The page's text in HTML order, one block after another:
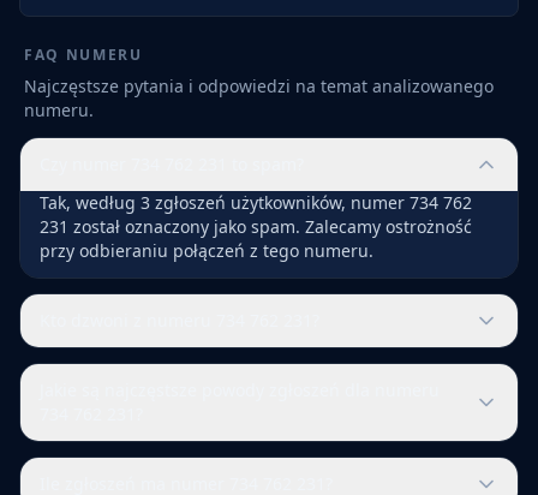
FAQ NUMERU
Najczęstsze pytania i odpowiedzi na temat analizowanego
numeru.
Tak, według 3 zgłoszeń użytkowników, numer 734 762
231 został oznaczony jako spam. Zalecamy ostrożność
przy odbieraniu połączeń z tego numeru.